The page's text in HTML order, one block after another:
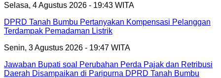
Selasa, 4 Agustus 2026 - 19:43 WITA
DPRD Tanah Bumbu Pertanyakan Kompensasi Pelanggan
Terdampak Pemadaman Listrik
Senin, 3 Agustus 2026 - 19:47 WITA
Jawaban Bupati soal Perubahan Perda Pajak dan Retribusi
Daerah Disampaikan di Paripurna DPRD Tanah Bumbu